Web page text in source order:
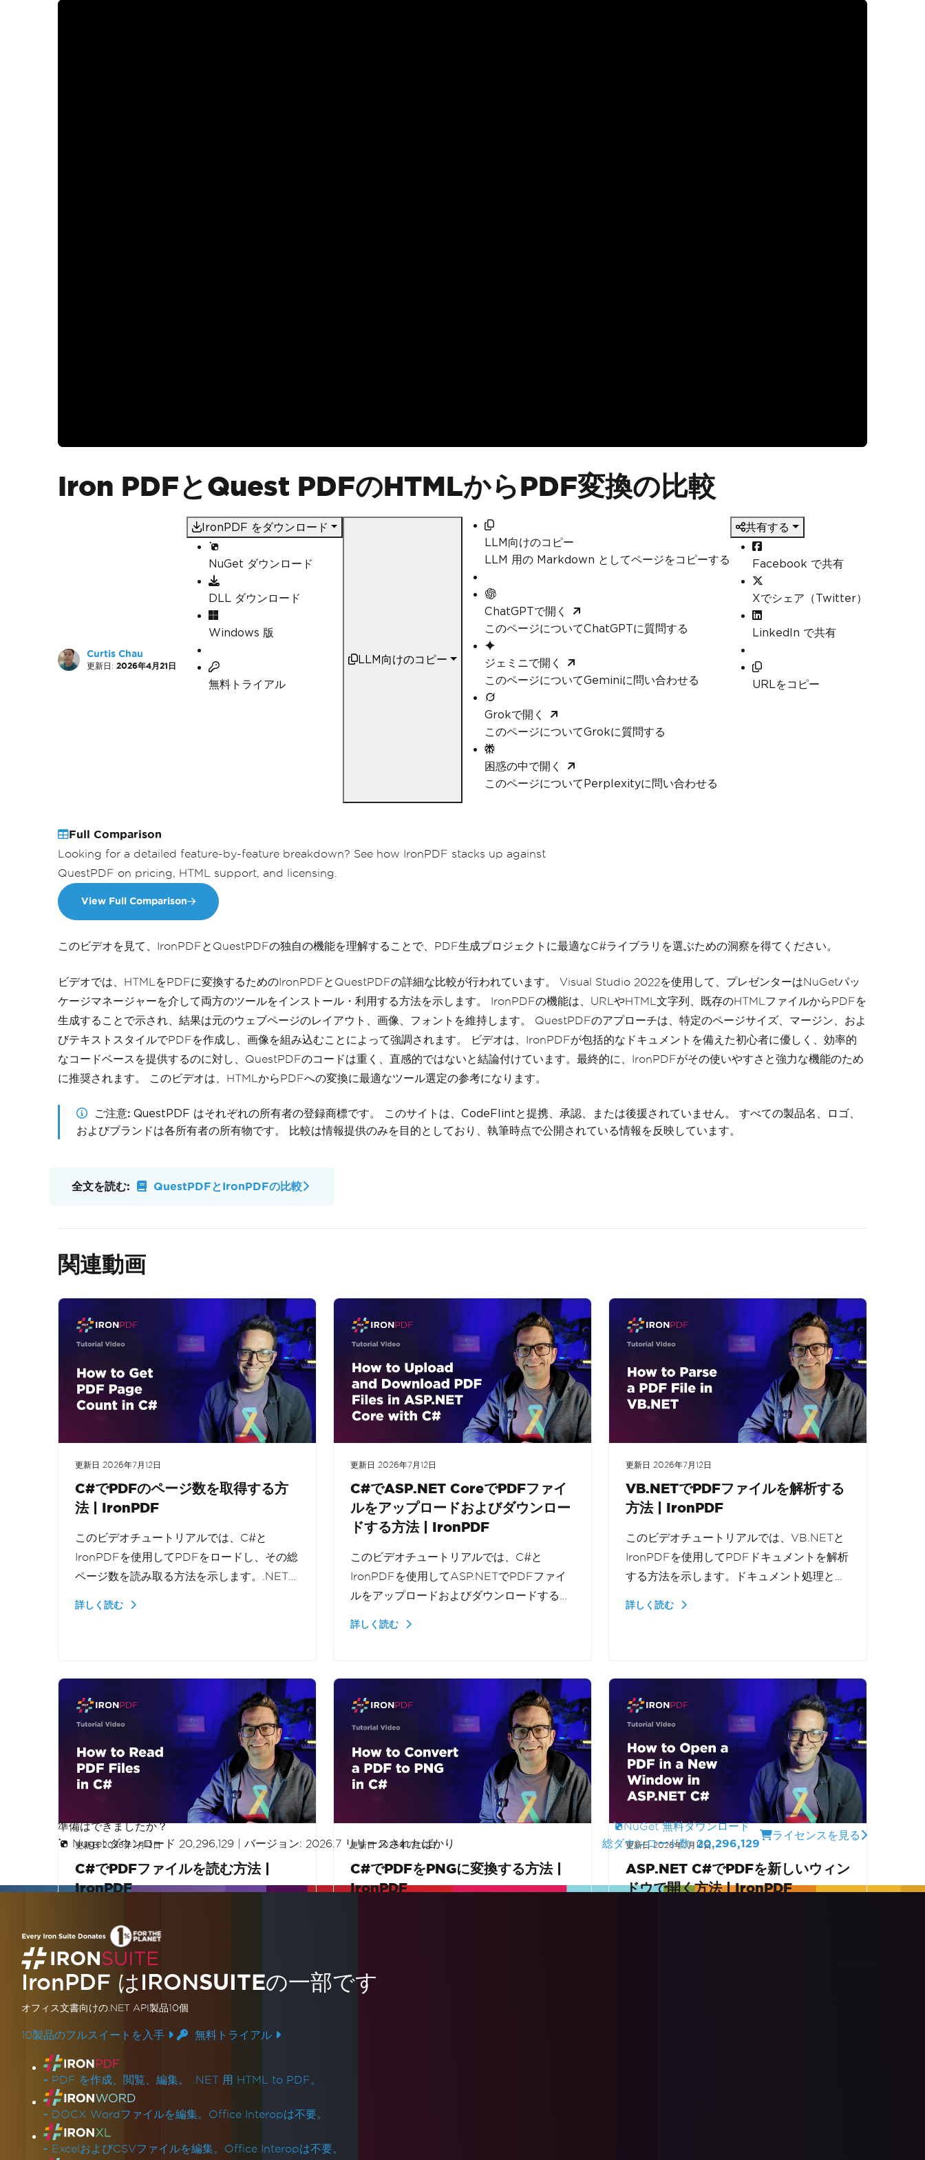
Iron PDFとQuest PDFのHTMLからPDF変換の比較
Curtis Chau
更新日: 2026年4月21日
IronPDF をダウンロード
NuGet ダウンロード
DLL ダウンロード
Windows 版
無料トライアル
LLM向けのコピー
LLM向けのコピー
LLM 用の Markdown としてページをコピーする
ChatGPTで開く
このページについてChatGPTに質問する
ジェミニで開く
このページについてGeminiに問い合わせる
Grokで開く
このページについてGrokに質問する
困惑の中で開く
このページについてPerplexityに問い合わせる
共有する
Facebook で共有
Xでシェア（Twitter）
LinkedIn で共有
URLをコピー
Full Comparison
Looking for a detailed feature-by-feature breakdown? See how IronPDF stacks up against
QuestPDF on pricing, HTML support, and licensing.
View Full Comparison
このビデオを見て、IronPDFとQuestPDFの独自の機能を理解することで、PDF生成プロジェクトに最適なC#ライブラリを選ぶための洞察を得てください。
ビデオでは、HTMLをPDFに変換するためのIronPDFとQuestPDFの詳細な比較が行われています。 Visual Studio 2022を使用して、プレゼンターはNuGetパッ
ケージマネージャーを介して両方のツールをインストール・利用する方法を示します。 IronPDFの機能は、URLやHTML文字列、既存のHTMLファイルからPDFを
生成することで示され、結果は元のウェブページのレイアウト、画像、フォントを維持します。 QuestPDFのアプローチは、特定のページサイズ、マージン、およ
びテキストスタイルでPDFを作成し、画像を組み込むことによって強調されます。 ビデオは、IronPDFが包括的なドキュメントを備えた初心者に優しく、効率的
なコードベースを提供するのに対し、QuestPDFのコードは重く、直感的ではないと結論付けています。最終的に、IronPDFがその使いやすさと強力な機能のため
に推奨されます。 このビデオは、HTMLからPDFへの変換に最適なツール選定の参考になります。
ご注意 QuestPDF はそれぞれの所有者の登録商標です。 このサイトは、CodeFlintと提携、承認、または後援されていません。 すべての製品名、ロゴ、
およびブランドは各所有者の所有物です。 比較は情報提供のみを目的としており、執筆時点で公開されている情報を反映しています。
全文を読む: QuestPDFとIronPDFの比較
関連動画
更新日 2026年7月12日
C#でPDFのページ数を取得する方
法 | IronPDF
このビデオチュートリアルでは、C#と
IronPDFを使用してPDFをロードし、その総
ページ数を読み取る方法を示します。.NETで
詳しく読む
更新日 2026年7月12日
C#でASP.NET CoreでPDFファイ
ルをアップロードおよびダウンロー
ドする方法 | IronPDF
このビデオチュートリアルでは、C#と
IronPDFを使用してASP.NETでPDFファイ
ルをアップロードおよびダウンロードする方
詳しく読む
更新日 2026年7月12日
VB.NETでPDFファイルを解析する
方法 | IronPDF
このビデオチュートリアルでは、VB.NETと
IronPDFを使用してPDFドキュメントを解析
する方法を示します。ドキュメント処理とデ
詳しく読む
更新日2026年7月12日
C#でPDFファイルを読む方法 |
IronPDF
リーダーとしてIronPDFを使用してドキュメ
ントをロードし、全体のファイルまたは個々
のページからテキストを抽出する方法を示し
ます。.NETでのドキュメントワークフロー、
検索機能、およびレポートツールのために学
びます。
詳しく読む
更新日2026年7月12日
C#でPDFをPNGに変換する方法 |
IronPDF
ュー、サムネイル、画像処理、および.NETで
のウェブアプリケーションのためにドキュメ
詳しく読む
更新日2026年7月12日
ASP.NET C#でPDFを新しいウィン
ドウで開く方法 | IronPDF
さらに表示
準備はできましたか？
Nuget ダウンロード 20,296,129
バージョン: 2026.7 リリースされたばかり
NuGet 無料ダウンロード
総ダウンロード数:20,296,129
ライセンスを見る
IronPDF はIRONSUITEの一部です
オフィス文書向けの.NET API製品10個
10製品のフルスイートを入手 無料トライアル
製品リンク
- PDF を作成、閲覧、編集。 .NET 用 HTML to PDF。
- DOCX Wordファイルを編集。Office Interopは不要。
- ExcelおよびCSVファイルを編集。Office Interopは不要。